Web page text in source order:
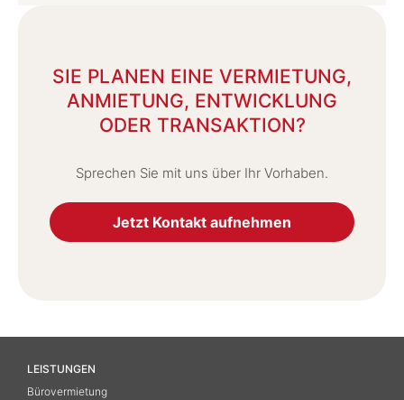
SIE PLANEN EINE VERMIETUNG,
ANMIETUNG, ENTWICKLUNG
ODER TRANSAKTION?
Sprechen Sie mit uns über Ihr Vorhaben.
Jetzt Kontakt aufnehmen
LEISTUNGEN
Bürovermietung